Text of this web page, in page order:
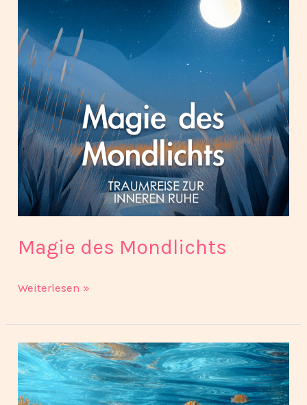
Magie des Mondlichts
Weiterlesen »
Geheimnisse
des
Meeresgrundes